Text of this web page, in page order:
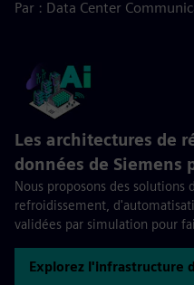
Par : Data Center
Les architectures de
données de Siemens
Nous proposons des solutions
refroidissement,
validées par simulation pour
Explorez l'infrastructure